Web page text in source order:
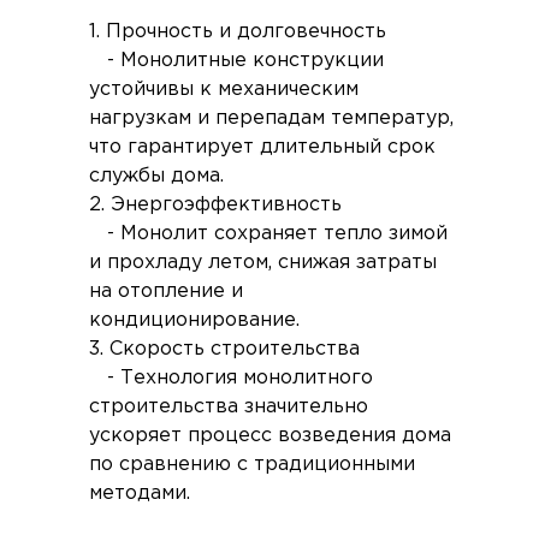
1. Прочность и долговечность
- Монолитные конструкции
устойчивы к механическим
нагрузкам и перепадам температур,
что гарантирует длительный срок
службы дома.
2. Энергоэффективность
- Монолит сохраняет тепло зимой
и прохладу летом, снижая затраты
на отопление и
кондиционирование.
3. Скорость строительства
- Технология монолитного
строительства значительно
ускоряет процесс возведения дома
по сравнению с традиционными
методами.